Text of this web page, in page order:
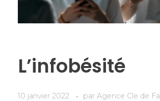
L’infobésité
10 janvier 2022 par Agence Cle de Fa